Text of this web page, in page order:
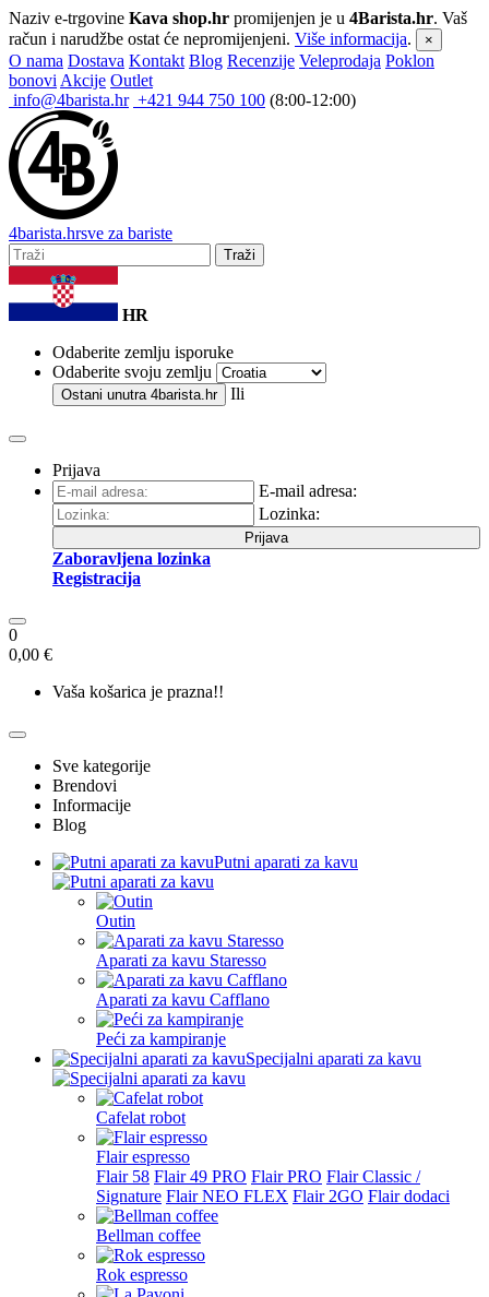
Naziv e-trgovine Kava shop.hr promijenjen je u 4Barista.hr. Vaš
račun i narudžbe ostat će nepromijenjeni. Više informacija. ×
O nama Dostava Kontakt Blog Recenzije Veleprodaja Poklon
bonovi Akcije Outlet
info@4barista.hr +421 944 750 100 (8:00-12:00)
4barista.hrsve za bariste
Traži
HR
Odaberite zemlju isporuke
Odaberite svoju zemlju
Ostani unutra 4barista.hr Ili
Prijava
E-mail adresa:
Lozinka:
Prijava
Zaboravljena lozinka
Registracija
0
0,00 €
Vaša košarica je prazna!!
Sve kategorije
Brendovi
Informacije
Blog
Putni aparati za kavu
Outin
Aparati za kavu Staresso
Aparati za kavu Cafflano
Peći za kampiranje
Specijalni aparati za kavu
Cafelat robot
Flair espresso
Flair 58 Flair 49 PRO Flair PRO Flair Classic /
Signature Flair NEO FLEX Flair 2GO Flair dodaci
Bellman coffee
Rok espresso